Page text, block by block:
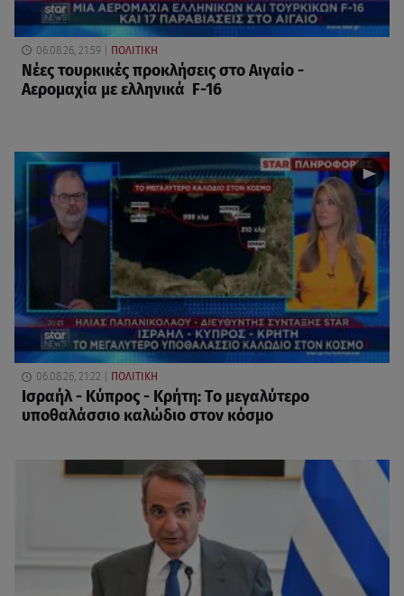
06.08.26, 21:59 ΠΟΛΙΤΙΚΗ
Νέες τουρκικές προκλήσεις στο Αιγαίο -
Αερομαχία με ελληνικά F-16
06.08.26, 21:22 ΠΟΛΙΤΙΚΗ
Ισραήλ - Κύπρος - Κρήτη: Το μεγαλύτερο
υποθαλάσσιο καλώδιο στον κόσμο